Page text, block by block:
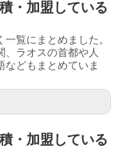
・加盟している
覧にまとめました。
、ラオスの首都や人
などもまとめていま
・加盟している